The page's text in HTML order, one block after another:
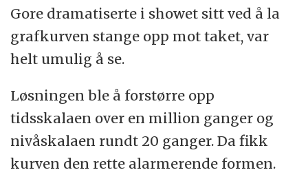
Gore dramatiserte i showet sitt ved å la
grafkurven stange opp mot taket, var
helt umulig å se.
Løsningen ble å forstørre opp
tidsskalaen over en million ganger og
nivåskalaen rundt 20 ganger. Da fikk
kurven den rette alarmerende formen.